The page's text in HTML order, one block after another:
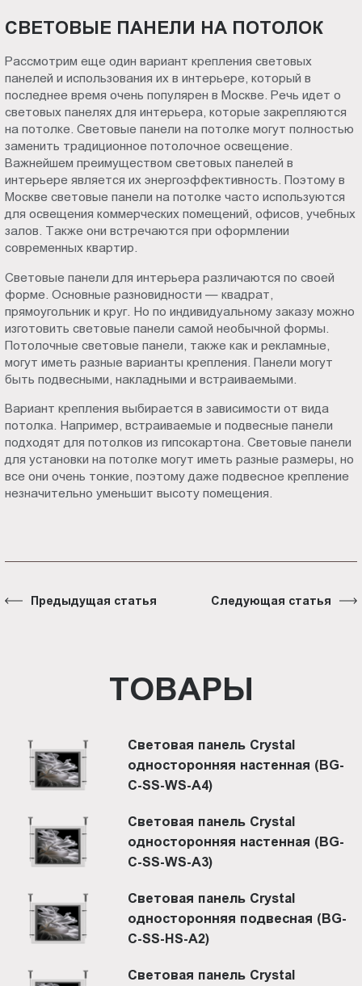
СВЕТОВЫЕ ПАНЕЛИ НА ПОТОЛОК
Рассмотрим еще один вариант крепления световых
панелей и использования их в интерьере, который в
последнее время очень популярен в Москве. Речь идет о
световых панелях для интерьера, которые закрепляются
на потолке. Световые панели на потолке могут полностью
заменить традиционное потолочное освещение.
Важнейшем преимуществом световых панелей в
интерьере является их энергоэффективность. Поэтому в
Москве световые панели на потолке часто используются
для освещения коммерческих помещений, офисов, учебных
залов. Также они встречаются при оформлении
современных квартир.
Световые панели для интерьера различаются по своей
форме. Основные разновидности — квадрат,
прямоугольник и круг. Но по индивидуальному заказу можно
изготовить световые панели самой необычной формы.
Потолочные световые панели, также как и рекламные,
могут иметь разные варианты крепления. Панели могут
быть подвесными, накладными и встраиваемыми.
Вариант крепления выбирается в зависимости от вида
потолка. Например, встраиваемые и подвесные панели
подходят для потолков из гипсокартона. Световые панели
для установки на потолке могут иметь разные размеры, но
все они очень тонкие, поэтому даже подвесное крепление
незначительно уменьшит высоту помещения.
Предыдущая статья Следующая статья
ТОВАРЫ
Световая панель Crystal
односторонняя настенная (BG-
C-SS-WS-A4)
Световая панель Crystal
односторонняя настенная (BG-
C-SS-WS-A3)
Световая панель Crystal
односторонняя подвесная (BG-
C-SS-HS-A2)
Световая панель Crystal